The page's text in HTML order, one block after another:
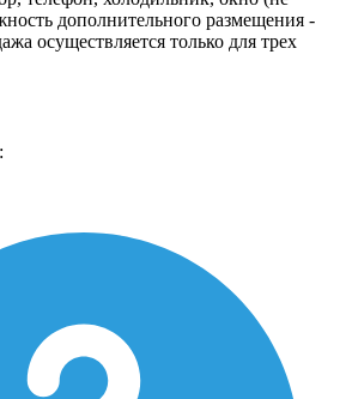
дополнительного размещения -
осуществляется только для трех